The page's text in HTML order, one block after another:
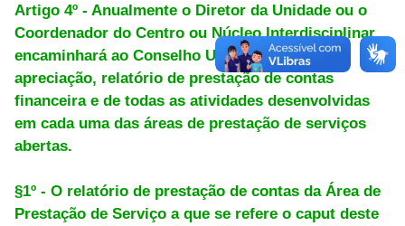
Artigo 4º - Anualmente o Diretor da Unidade ou o
Coordenador do Centro ou Núcleo Interdisciplinar
encaminhará ao Conselho Universitário, para
apreciação, relatório de prestação de contas
financeira e de todas as atividades desenvolvidas
em cada uma das áreas de prestação de serviços
abertas.
§1º - O relatório de prestação de contas da Área de
Prestação de Serviço a que se refere o caput deste